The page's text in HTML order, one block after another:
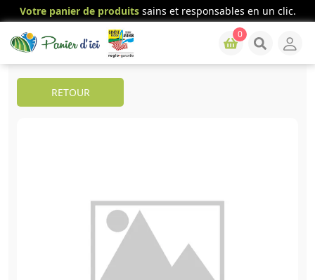
Votre panier de produitssains et responsables en un clic.
0
RETOUR